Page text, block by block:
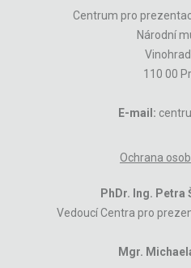
Centrum pro
Národní
110 00
E-mail:
Ochrana
PhDr. Ing. Petra
Vedoucí Centra pro
Mgr.